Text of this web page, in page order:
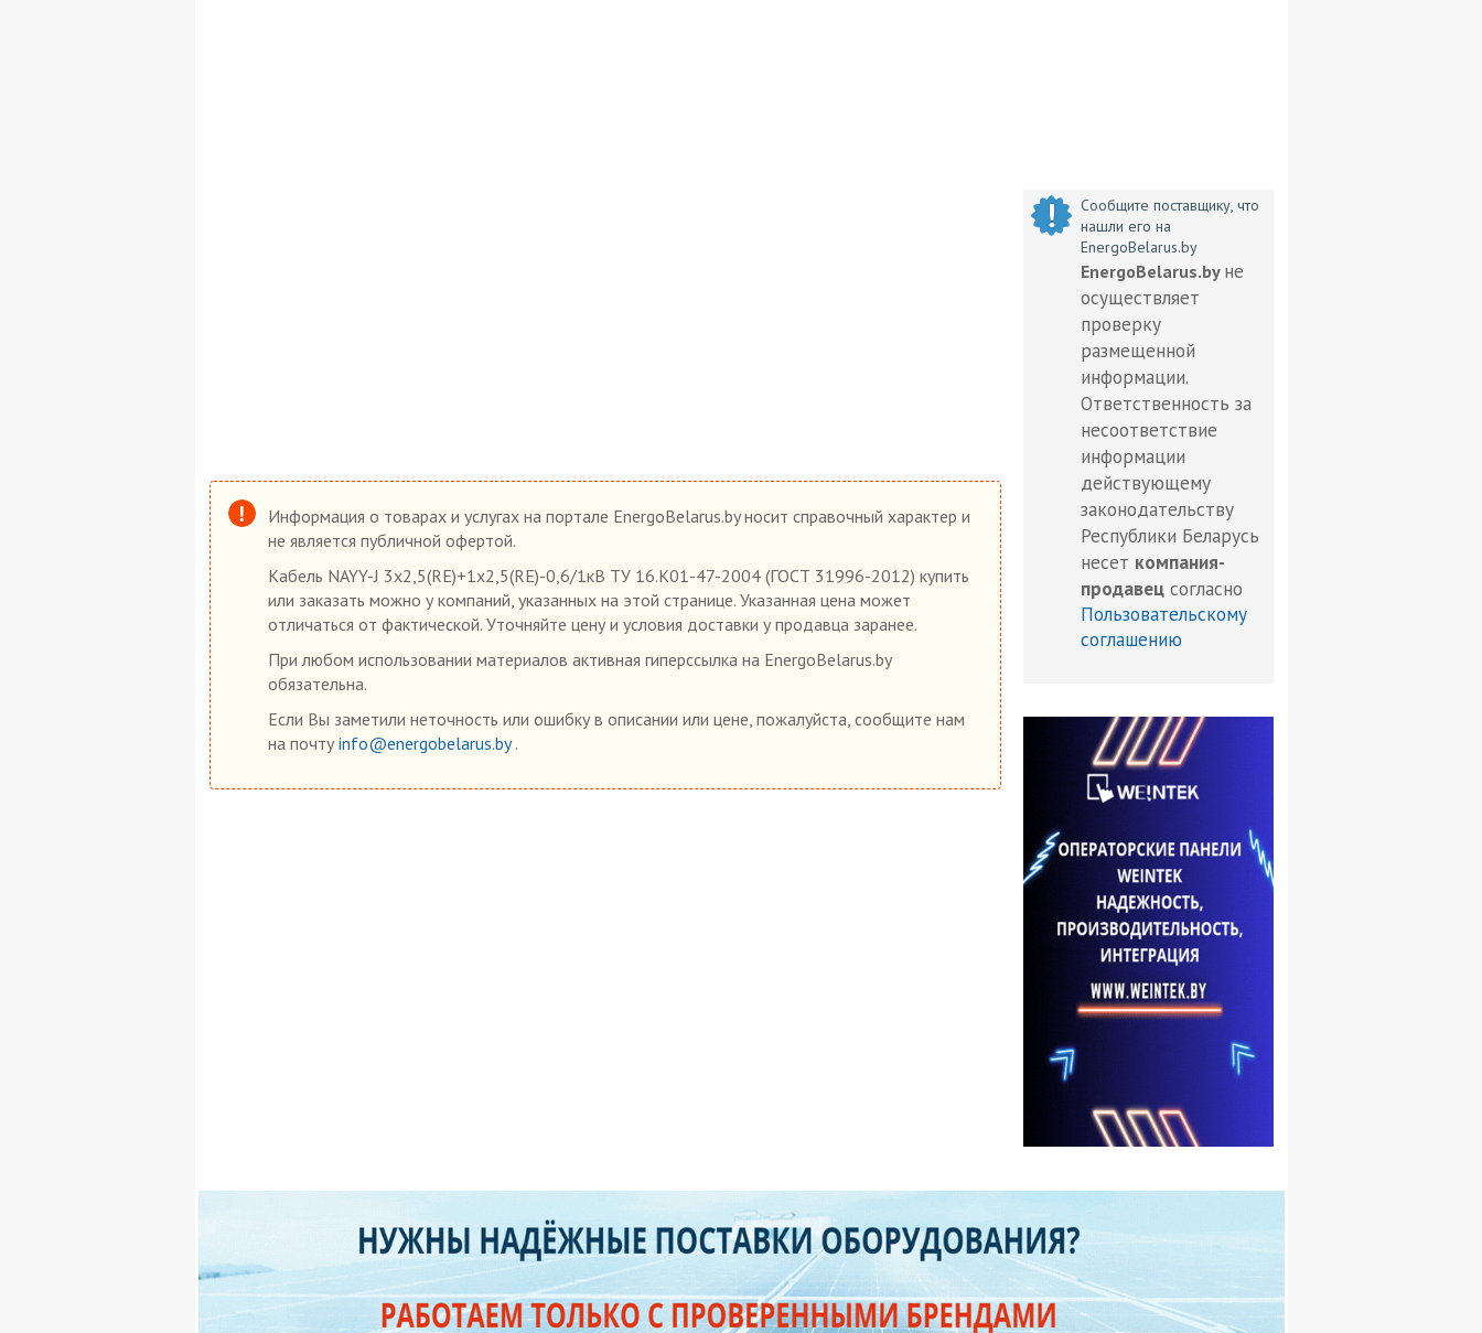
Сообщите поставщику, что
нашли его на
EnergoBelarus.by
EnergoBelarus.by не
осуществляет
проверку
размещенной
информации.
Ответственность за
несоответствие
информации
действующему
законодательству
Республики Беларусь
несет компания-
продавец согласно
Пользовательскому
соглашению
Информация о товарах и услугах на портале EnergoBelarus.by носит справочный характер и
не является публичной офертой.
Кабель NAYY-J 3х2,5(RE)+1х2,5(RE)-0,6/1кВ ТУ 16.К01-47-2004 (ГОСТ 31996-2012) купить
или заказать можно у компаний, указанных на этой странице. Указанная цена может
отличаться от фактической. Уточняйте цену и условия доставки у продавца заранее.
При любом использовании материалов активная гиперссылка на EnergoBelarus.by
обязательна.
Если Вы заметили неточность или ошибку в описании или цене, пожалуйста, сообщите нам
на почту info@energobelarus.by.